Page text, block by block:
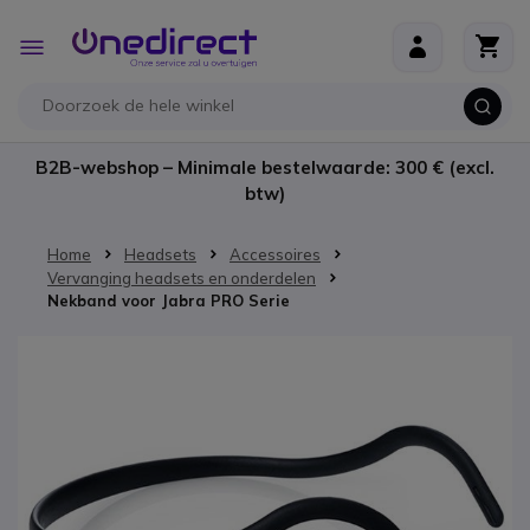
Toggle
Nav
B2B-webshop – Minimale bestelwaarde: 300 € (excl.
btw)
Home Headsets
Accessoires
Vervanging headsets en onderdelen
Nekband voor Jabra PRO Serie